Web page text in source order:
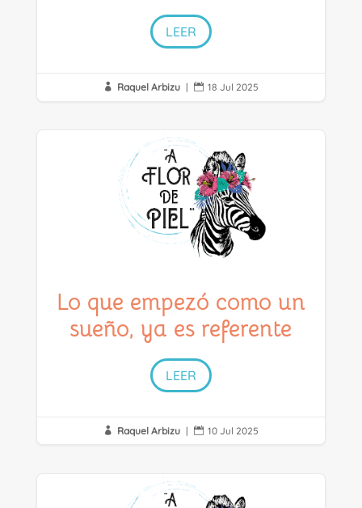
LEER
 Raquel Arbizu |  18 Jul 2025
Lo que empezó como un
sueño, ya es referente
LEER
 Raquel Arbizu |  10 Jul 2025